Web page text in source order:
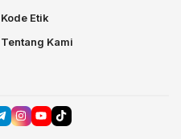
Kode Etik
Tentang Kami